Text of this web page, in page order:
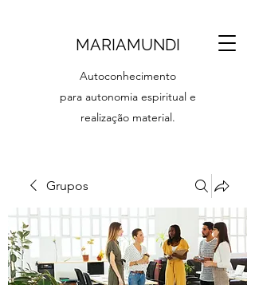
MARIAMUNDI
Autoconhecimento
para autonomia espiritual e
realização material.
Grupos